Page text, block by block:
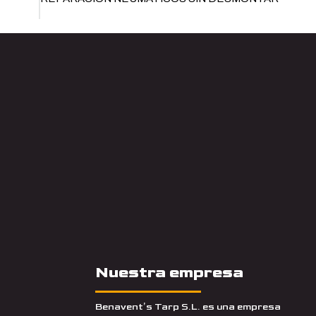
Nuestra empresa
Benavent’s Tarp S.L. es una empresa